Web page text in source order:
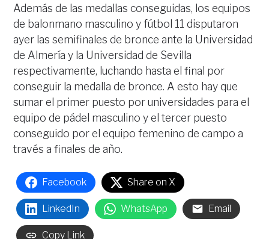
Además de las medallas conseguidas, los equipos
de balonmano masculino y fútbol 11 disputaron
ayer las semifinales de bronce ante la Universidad
de Almería y la Universidad de Sevilla
respectivamente, luchando hasta el final por
conseguir la medalla de bronce. A esto hay que
sumar el primer puesto por universidades para el
equipo de pádel masculino y el tercer puesto
conseguido por el equipo femenino de campo a
través a finales de año.
Facebook Share on X
LinkedIn WhatsApp Email
Copy Link